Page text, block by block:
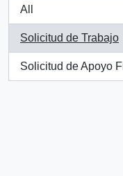
All
Solicitud de Trabajo
, 1 results
Solicitud de Apoyo
, 1 results